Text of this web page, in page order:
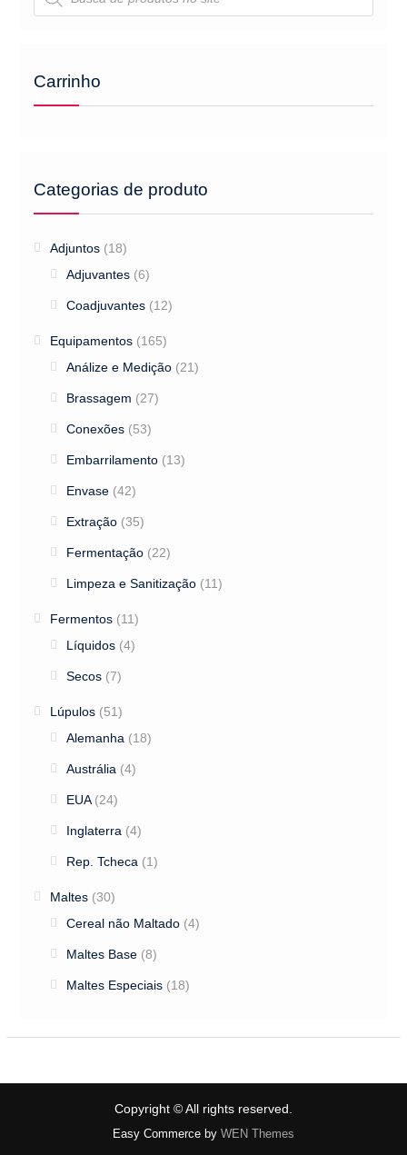
Carrinho
Categorias de produto
Adjuntos (18)
Adjuvantes (6)
Coadjuvantes (12)
Equipamentos (165)
Análize e Medição (21)
Brassagem (27)
Conexões (53)
Embarrilamento (13)
Envase (42)
Extração (35)
Fermentação (22)
Limpeza e Sanitização (11)
Fermentos (11)
Líquidos (4)
Secos (7)
Lúpulos (51)
Alemanha (18)
Austrália (4)
EUA (24)
Inglaterra (4)
Rep. Tcheca (1)
Maltes (30)
Cereal não Maltado (4)
Maltes Base (8)
Maltes Especiais (18)
Copyright © All rights reserved.
Easy Commerce by WEN Themes